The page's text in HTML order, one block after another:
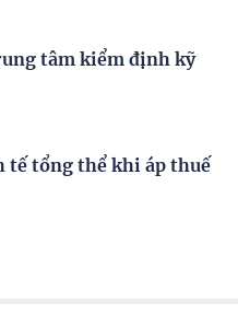
tâm kiểm định kỹ
tế tổng thể khi áp thuế